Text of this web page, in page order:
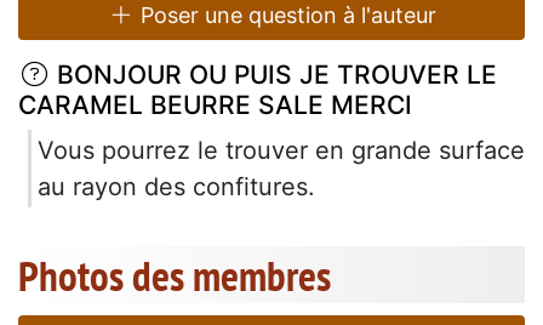
Poser une question à l'auteur
BONJOUR OU PUIS JE TROUVER LE
CARAMEL BEURRE SALE MERCI
Vous pourrez le trouver en grande surface
au rayon des confitures.
Photos des membres